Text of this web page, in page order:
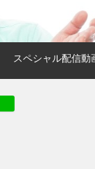
スペシャル配信動